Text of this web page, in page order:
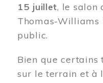
15 juillet, le salon
Thomas-Williams
public.
Bien que certains
sur le terrain et à